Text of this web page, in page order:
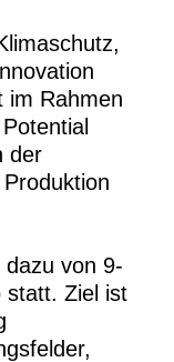
im Rahmen
der
dazu von 9-
statt. Ziel ist